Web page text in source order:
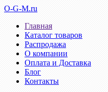
O-G-M.ru
Главная
Каталог товаров
Распродажа
О компании
Оплата и Доставка
Блог
Контакты